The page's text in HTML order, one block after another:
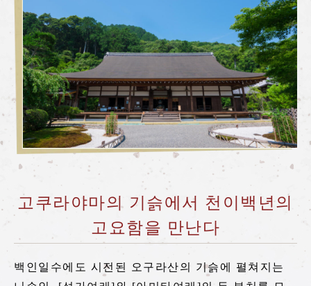
투어 소개
자주 묻는 질문(FAQ)
공지
station information
각역 정보
각역 정보 리스트
토롯코 사가역
토롯코 아라시야마역
토롯코 호즈쿄역
tourist attractions
고쿠라야마의 기슭에서 천이백년의
고요함을 만난다
백인일수에도 시전된 오구라산의 기슭에 펼쳐지는